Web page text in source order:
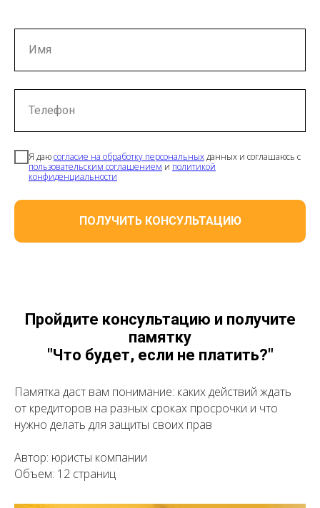
Имя
Телефон
Я даюсогласие на обработку персональныхданных и соглашаюсь с
пользовательским соглашением и политикой
конфиденциальности
ПОЛУЧИТЬ КОНСУЛЬТАЦИЮ
Пройдите консультацию и получите
памятку
"Что будет, если не платить?"
Памятка даст вам понимание: каких действий ждать
от кредиторов на разных сроках просрочки и что
нужно делать для защиты своих прав
Автор: юристы компании
Объем: 12 страниц